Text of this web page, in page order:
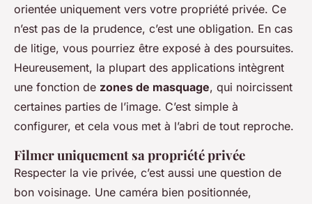
orientée uniquement vers votre propriété privée. Ce
n’est pas de la prudence, c’est une obligation. En cas
de litige, vous pourriez être exposé à des poursuites.
Heureusement, la plupart des applications intègrent
une fonction de zones de masquage, qui noircissent
certaines parties de l’image. C’est simple à
configurer, et cela vous met à l’abri de tout reproche.
Filmer uniquement sa propriété privée
Respecter la vie privée, c’est aussi une question de
bon voisinage. Une caméra bien positionnée,